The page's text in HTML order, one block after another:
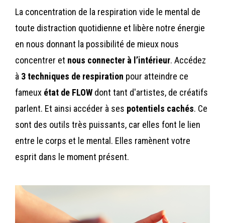
La concentration de la respiration vide le mental de
toute distraction quotidienne et libère notre énergie
en nous donnant la possibilité de mieux nous
concentrer et nous connecter à l’intérieur. Accédez
à 3 techniques de respiration pour atteindre ce
fameux état de FLOW dont tant d'artistes, de créatifs
parlent. Et ainsi accéder à ses potentiels cachés. Ce
sont des outils très puissants, car elles font le lien
entre le corps et le mental. Elles ramènent votre
esprit dans le moment présent.